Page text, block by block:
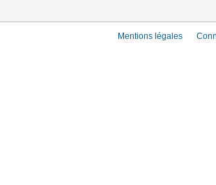
Mentions légales